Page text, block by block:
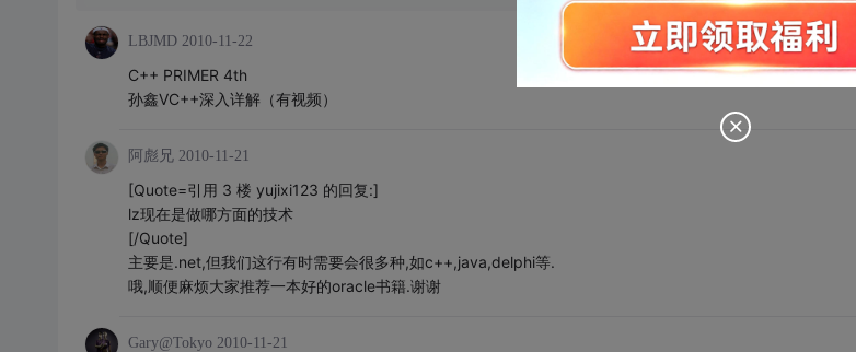
LBJMD 2010-11-22
C++ PRIMER 4th
孙鑫VC++深入详解（有视频）
阿彪兄 2010-11-21
[Quote=引用 3 楼 yujixi123 的回复:]
lz现在是做哪方面的技术
[/Quote]
主要是.net,但我们这行有时需要会很多种,如c++,java,delphi等.
哦,顺便麻烦大家推荐一本好的oracle书籍.谢谢
Gary@Tokyo 2010-11-21